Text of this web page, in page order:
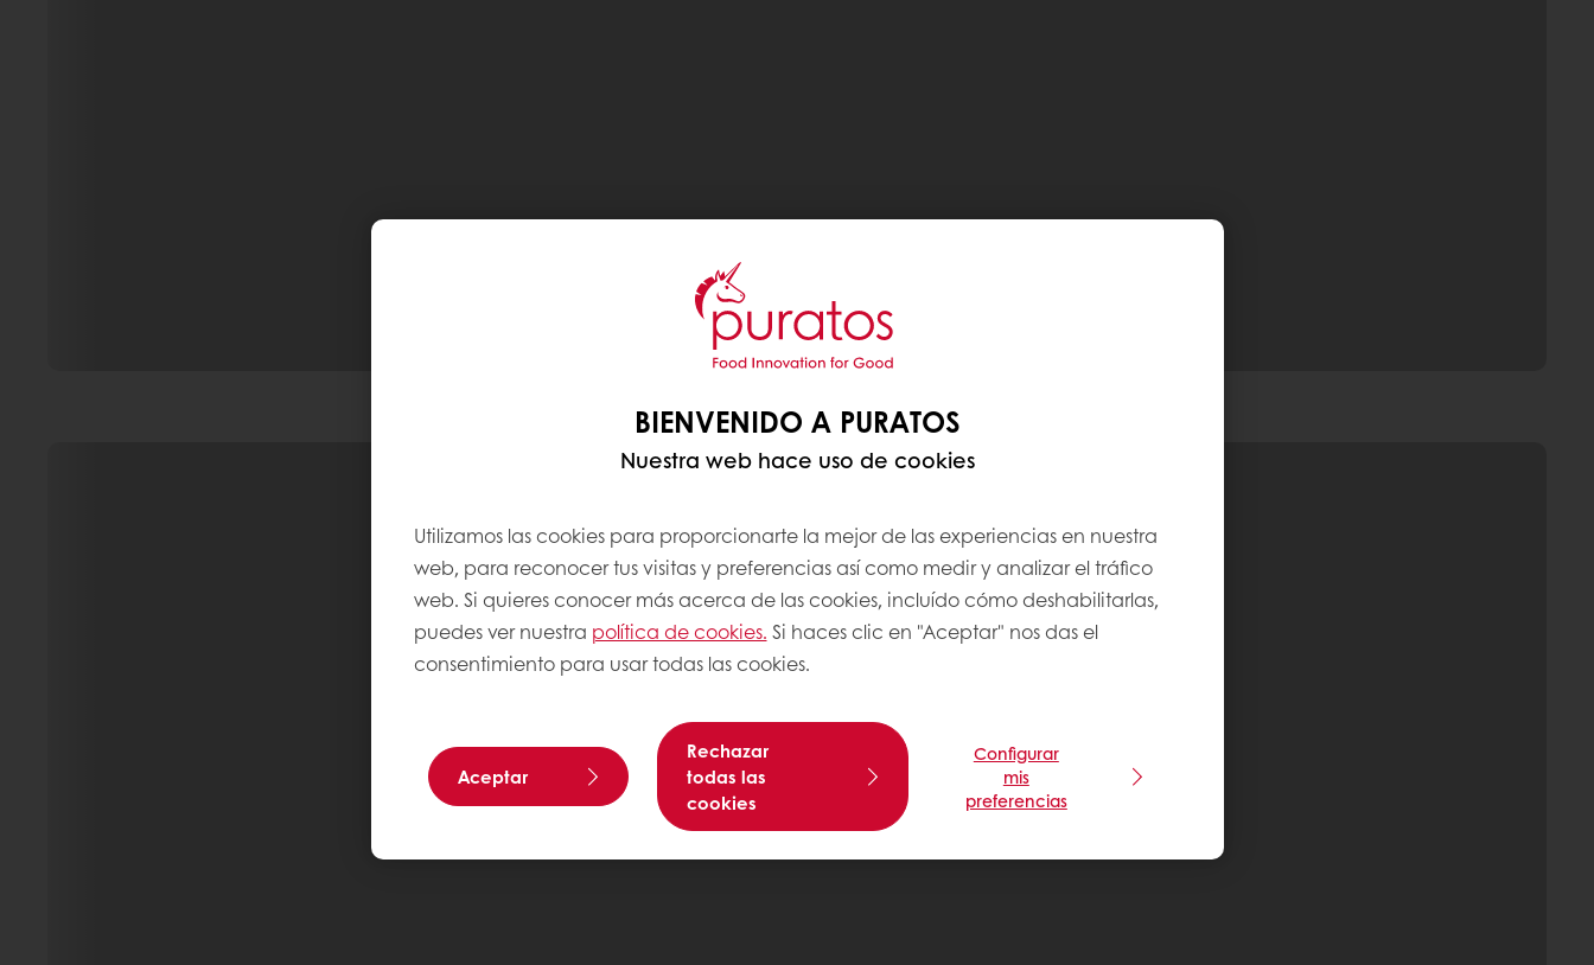
BIENVENIDO A PURATOS
Nuestra web hace uso de cookies
Utilizamos las cookies para proporcionarte la mejor de las experiencias en nuestra
web, para reconocer tus visitas y preferencias así como medir y analizar el tráfico
web. Si quieres conocer más acerca de las cookies, incluído cómo deshabilitarlas,
puedes ver nuestra política de cookies. Si haces clic en "Aceptar" nos das el
consentimiento para usar todas las cookies.
Aceptar
Rechazar
todas las
cookies
Configurar
mis
preferencias